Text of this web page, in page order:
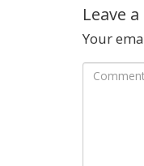
Leave
Your